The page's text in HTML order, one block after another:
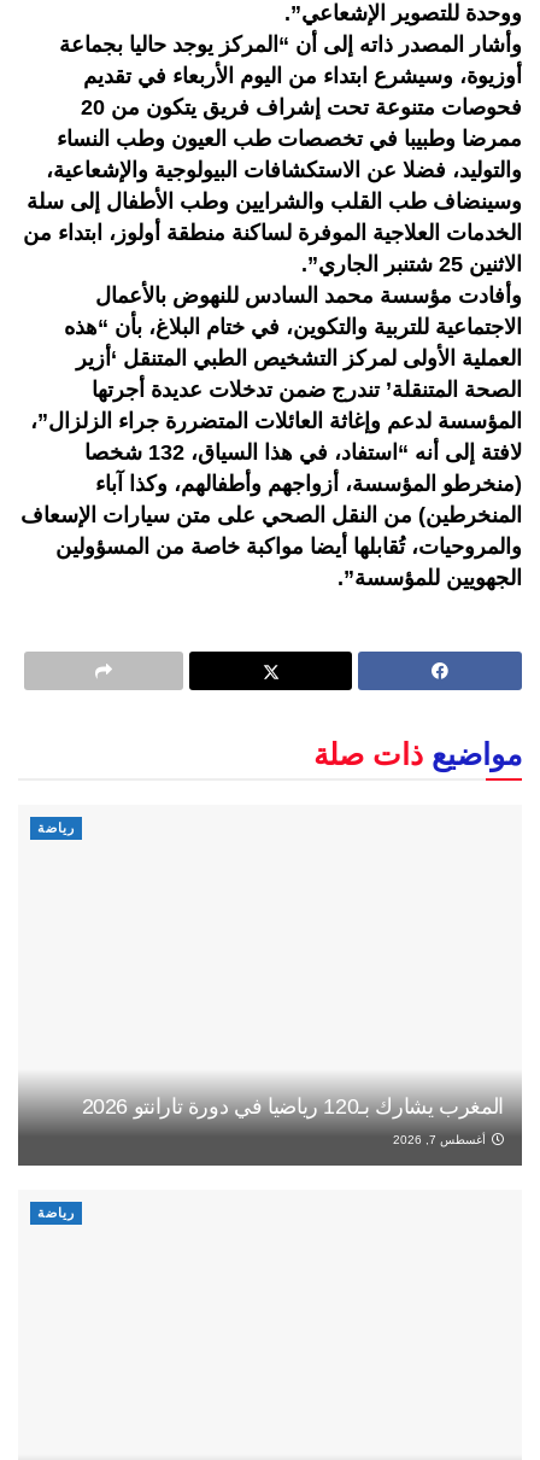
ووحدة للتصوير الإشعاعي”.
وأشار المصدر ذاته إلى أن “المركز يوجد حاليا بجماعة
أوزيوة، وسيشرع ابتداء من اليوم الأربعاء في تقديم
فحوصات متنوعة تحت إشراف فريق يتكون من 20
ممرضا وطبيبا في تخصصات طب العيون وطب النساء
والتوليد، فضلا عن الاستكشافات البيولوجية والإشعاعية،
وسينضاف طب القلب والشرايين وطب الأطفال إلى سلة
الخدمات العلاجية الموفرة لساكنة منطقة أولوز، ابتداء من
الاثنين 25 شتنبر الجاري”.
وأفادت مؤسسة محمد السادس للنهوض بالأعمال
الاجتماعية للتربية والتكوين، في ختام البلاغ، بأن “هذه
العملية الأولى لمركز التشخيص الطبي المتنقل ‘أزير
الصحة المتنقلة’ تندرج ضمن تدخلات عديدة أجرتها
المؤسسة لدعم وإغاثة العائلات المتضررة جراء الزلزال”،
لافتة إلى أنه “استفاد، في هذا السياق، 132 شخصا
(منخرطو المؤسسة، أزواجهم وأطفالهم، وكذا آباء
المنخرطين) من النقل الصحي على متن سيارات الإسعاف
والمروحيات، تُقابلها أيضا مواكبة خاصة من المسؤولين
الجهويين للمؤسسة”.
مواضيع ذات صلة
رياضة
المغرب يشارك بـ120 رياضيا في دورة تارانتو 2026
أغسطس 7, 2026
رياضة